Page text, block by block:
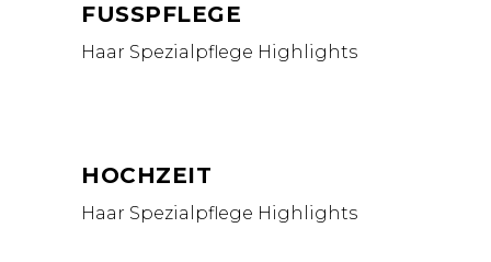
FUSSPFLEGE
Haar Spezialpflege Highlights
HOCHZEIT
Haar Spezialpflege Highlights